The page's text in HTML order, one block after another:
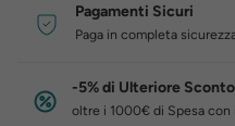
Pagamenti Sicuri
Paga in completa
-5% di Ulteriore Sconto
oltre i 1000€ di Spesa con